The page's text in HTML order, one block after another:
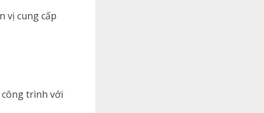
vị cung cấp
trình với